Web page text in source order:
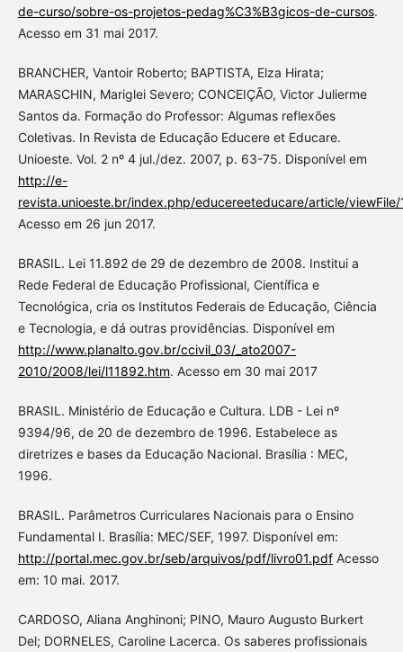
de-curso/sobre-os-projetos-pedag%C3%B3gicos-de-cursos.
Acesso em 31 mai 2017.
BRANCHER, Vantoir Roberto; BAPTISTA, Elza Hirata;
MARASCHIN, Mariglei Severo; CONCEIÇÃO, Victor Julierme
Santos da. Formação do Professor: Algumas reflexões
Coletivas. In Revista de Educação Educere et Educare.
Unioeste. Vol. 2 nº 4 jul./dez. 2007, p. 63-75. Disponível em
http://e-
revista.unioeste.br/index.php/educereeteducare/article/
Acesso em 26 jun 2017.
BRASIL. Lei 11.892 de 29 de dezembro de 2008. Institui a
Rede Federal de Educação Profissional, Científica e
Tecnológica, cria os Institutos Federais de Educação, Ciência
e Tecnologia, e dá outras providências. Disponível em
http://www.planalto.gov.br/ccivil_03/_ato2007-
2010/2008/lei/l11892.htm. Acesso em 30 mai 2017
BRASIL. Ministério de Educação e Cultura. LDB - Lei nº
9394/96, de 20 de dezembro de 1996. Estabelece as
diretrizes e bases da Educação Nacional. Brasília : MEC,
1996.
BRASIL. Parâmetros Curriculares Nacionais para o Ensino
Fundamental I. Brasília: MEC/SEF, 1997. Disponível em:
http://portal.mec.gov.br/seb/arquivos/pdf/livro01.pdfAcesso
em: 10 mai. 2017.
CARDOSO, Aliana Anghinoni; PINO, Mauro Augusto Burkert
Del; DORNELES, Caroline Lacerca. Os saberes profissionais